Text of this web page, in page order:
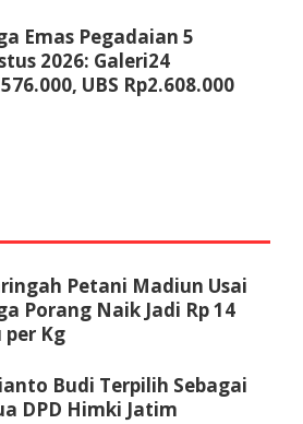
Emas Pegadaian 5
2026: Galeri24
UBS Rp2.608.000
Petani Madiun Usai
Porang Naik Jadi Rp 14
per Kg
Budi Terpilih Sebagai
DPD Himki Jatim